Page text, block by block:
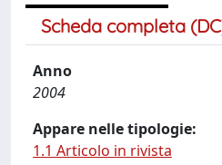
Scheda completa
Anno
2004
Appare nelle tipologie:
1.1 Articolo in rivista